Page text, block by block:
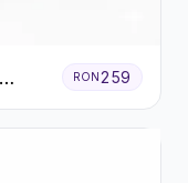
RON 259